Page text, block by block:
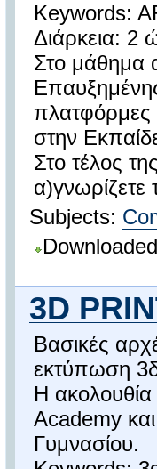
Keywords:
Διάρκεια: 2
Στο μάθημα
πλατφόρμες
στην
Στο τέλος
α)γνωρίζετε
Subjects:
3D
Βασικές
εκτύπωση
Η
Academy
Γυμνασίου.